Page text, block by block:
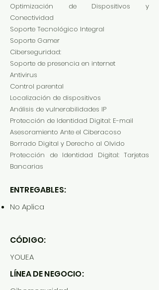
Optimización de Dispositivos y
Conectividad
Soporte Tecnológico Integral
Soporte Gamer
Ciberseguridad:
Soporte de presencia en internet
Antivirus
Control parental
Localización de dispositivos
Análisis de vulnerabilidades IP
Protección de Identidad Digital: E-mail
Asesoramiento Ante el Ciberacoso
Borrado Digital y Derecho al Olvido
Protección de Identidad Digital: Tarjetas
Bancarias
ENTREGABLES:
No Aplica
CÓDIGO:
YOUEA
LÍNEA DE NEGOCIO: